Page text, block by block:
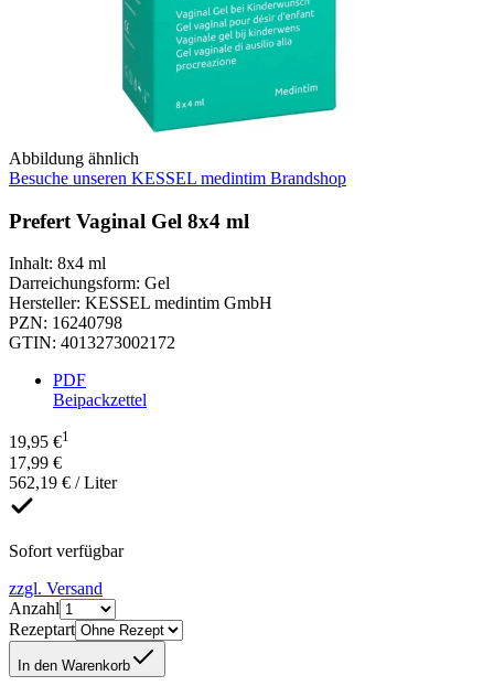
Abbildung ähnlich
Besuche unseren KESSEL medintim Brandshop
Prefert Vaginal Gel 8x4 ml
Inhalt: 8x4 ml
Darreichungsform: Gel
Hersteller: KESSEL medintim GmbH
PZN: 16240798
GTIN: 4013273002172
PDF
Beipackzettel
19,95 €1
17,99 €
562,19 € / Liter
Sofort verfügbar
zzgl. Versand
Anzahl
Rezeptart
In den Warenkorb